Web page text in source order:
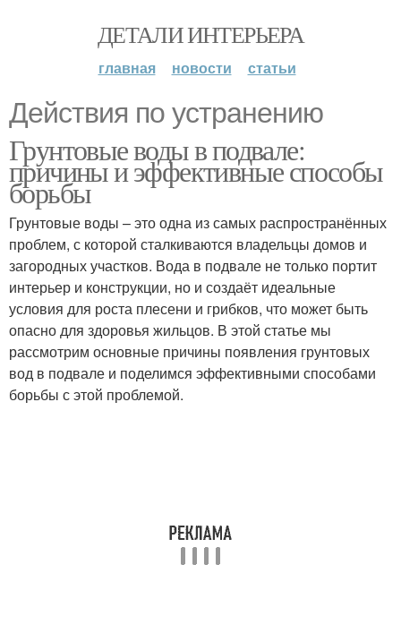
ДЕТАЛИ ИНТЕРЬЕРА
главная новости статьи
Действия по устранению
Грунтовые воды в подвале:
причины и эффективные способы
борьбы
Грунтовые воды – это одна из самых распространённых
проблем, с которой сталкиваются владельцы домов и
загородных участков. Вода в подвале не только портит
интерьер и конструкции, но и создаёт идеальные
условия для роста плесени и грибков, что может быть
опасно для здоровья жильцов. В этой статье мы
рассмотрим основные причины появления грунтовых
вод в подвале и поделимся эффективными способами
борьбы с этой проблемой.